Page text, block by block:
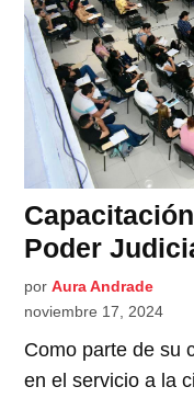
Poder
por Aura Andrade
noviembre 17, 2024
Como parte de su
en el servicio a la